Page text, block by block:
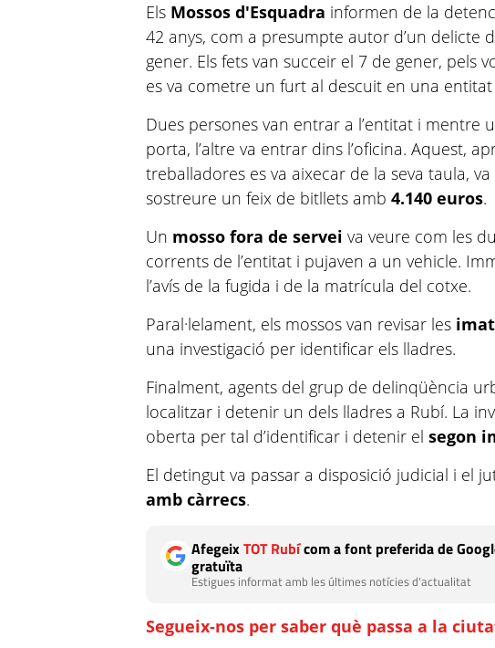
Els Mossos d'Esquadra informen de la
42 anys, com a presumpte autor d’un delicte
gener. Els fets van succeir el 7 de gener, pels
es va cometre un furt al descuit en una
Dues persones van entrar a l’entitat i mentre
porta, l’altre va entrar dins l’oficina. Aquest,
treballadores es va aixecar de la seva taula,
sostreure un feix de bitllets amb4.140 euros.
Un mosso fora de servei va veure com les
corrents de l’entitat i pujaven a un vehicle.
l’avís de la fugida i de la matrícula del cotxe.
Paral·lelament, els mossos van revisar les
una investigació per identificar els lladres.
Finalment, agents del grup de delinqüència
localitzar i detenir un dels lladres a Rubí. La
oberta per tal d’identificar i detenir elsegon
El detingut va passar a disposició judicial i el
amb càrrecs.
AfegeixTOT Rubícom a font preferida de
gratuïta
Estigues informat amb les últimes notícies d'actualitat
Segueix-nos per saber què passa a la